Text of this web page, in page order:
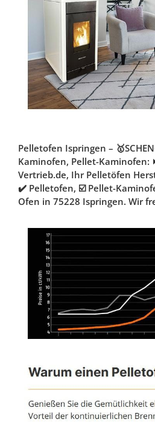
Pelletofen Ispringen –
Kaminofen, Pellet-Kaminofen:
Vertrieb.de, Ihr Pelletöfen
✔️ Pelletofen, ☑️ Pellet-
Ofen in 75228 Ispringen. Wir